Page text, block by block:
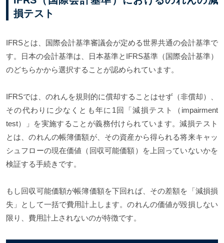
損テスト
IFRSとは、国際会計基準審議会が定める世界共通の会計基準で
す。日本の会計基準は、日本基準とIFRS基準（国際会計基準）
のどちらかから選択することが認められています。
IFRSでは、のれんを規則的に償却することはせず（非償却）、
その代わりに少なくとも年に1回「減損テスト（impairment
test）」を実施することが義務付けられています。減損テスト
とは、のれんの帳簿価額が、その資産から得られる将来キャッ
シュフローの現在価値（回収可能価額）を上回っていないかを
検証する手続きです。
もし回収可能価額が帳簿価額を下回れば、その差額を「減損損
失」として一括で費用計上します。のれんの価値が毀損しない
限り、費用計上されないのが特徴です。